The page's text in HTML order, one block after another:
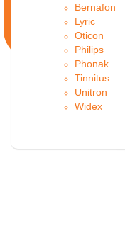
Bernafon
Lyric
Oticon
Philips
Phonak
Tinnitus
Unitron
Widex